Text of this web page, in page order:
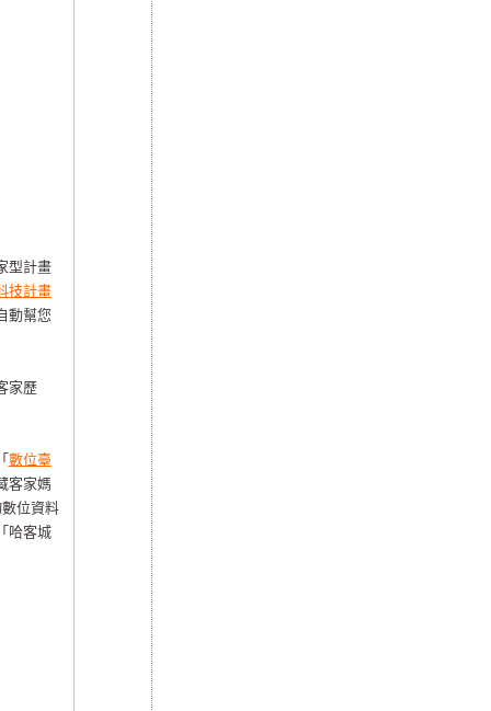
型計畫
技計畫
動幫您
家歷
數位臺
客家媽
位資料
哈客城